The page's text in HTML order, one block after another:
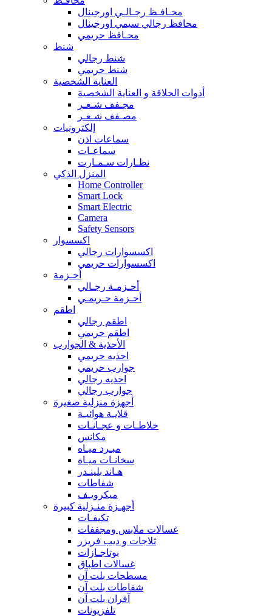
محـافـظ رجـالـي اورجينال
محافظ رجالي سيمي اورجينال
محـافظ حريمي
شنط
شنط رجالي
شنط حريمي
العناية الشخصية
أدوات الحلاقة و العناية الشخصية
مجـفف شـعـر
مصـفف شـعـر
إلكترونيات
سماعات اذن
سماعـات
نظـارات سـمـارت
المنزل الذكي
Home Controller
Smart Lock
Smart Electric
Camera
Safety Sensors
اكسسوار
اكسسوارات رجالي
اكسسوارات حريمي
أحـزمة
أحـزمـة رجـالي
أحـزمة حـريمـي
اطقم
اطقم رجالي
اطقم حريمي
الأحذية & الجوارب
احذيه حريمي
جوارب حريمي
احذيه رجالي
جوارب رجالي
أجهزة منزلية صغيرة
قلايـة هوائيـة
خلاطـات و عجـانـات
مكانس
مبـرد ميـاه
سخانـات ميـاه
هـاند بلينـدر
شفاطات
ميكرويـف
أجهـزة منـزلية كبيرة
تكيفـات
غسالات ملابس ومجففات
ثلاجات و ديب فريزر
بوتاجـازات
غسالات اطباق
مسطحات بلت آن
شفاطات بلت آن
آفران بلت آن
تلفزيونات